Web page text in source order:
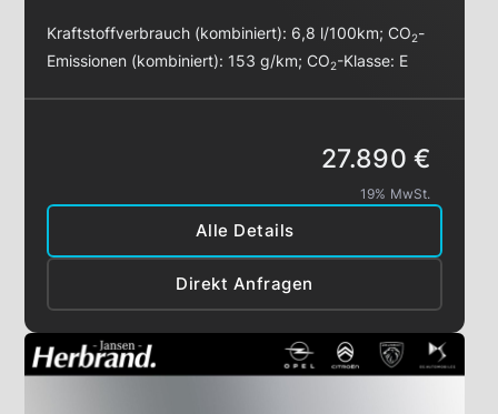
Kraftstoffverbrauch (kombiniert): 6,8 l/100km;CO2-
Emissionen (kombiniert): 153 g/km;CO2-Klasse: E
Alle Details
Direkt Anfragen
27.890 €
19% MwSt.